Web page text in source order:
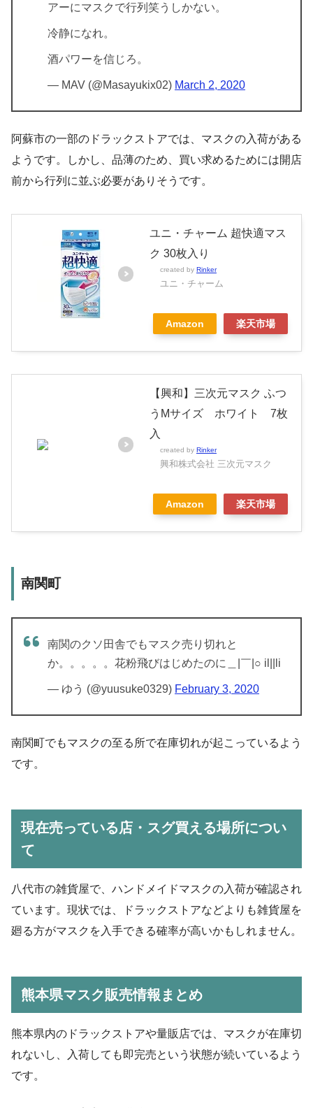
アーにマスクで行列笑うしかない。
冷静になれ。
酒パワーを信じろ。
— MAV (@Masayukix02) March 2, 2020
阿蘇市の一部のドラックストアでは、マスクの入荷がある
ようです。しかし、品薄のため、買い求めるためには開店
前から行列に並ぶ必要がありそうです。
ユニ・チャーム 超快適マス
ク 30枚入り
created by Rinker
ユニ・チャーム
Amazon 楽天市場
【興和】三次元マスク ふつ
うMサイズ ホワイト 7枚
入
created by Rinker
興和株式会社 三次元マスク
Amazon 楽天市場
南関町
南関のクソ田舎でもマスク売り切れと
か。。。。。花粉飛びはじめたのに＿|￣|○ il||li
— ゆう (@yuusuke0329) February 3, 2020
南関町でもマスクの至る所で在庫切れが起こっているよう
です。
現在売っている店・スグ買える場所につい
て
八代市の雑貨屋で、ハンドメイドマスクの入荷が確認され
ています。現状では、ドラックストアなどよりも雑貨屋を
廻る方がマスクを入手できる確率が高いかもしれません。
熊本県マスク販売情報まとめ
熊本県内のドラックストアや量販店では、マスクが在庫切
れないし、入荷しても即完売という状態が続いているよう
です。